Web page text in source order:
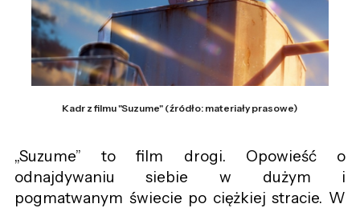
Kadr z filmu "Suzume" (źródło: materiały prasowe)
„Suzume” to film drogi. Opowieść o
odnajdywaniu siebie w dużym i
pogmatwanym świecie po ciężkiej stracie. W